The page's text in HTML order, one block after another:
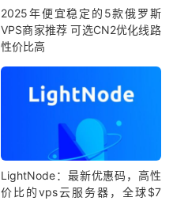
2025年便宜稳定的5款俄罗斯
VPS商家推荐 可选CN2优化线路
性价比高
LightNode：最新优惠码，高性
价比的vps云服务器，全球$7